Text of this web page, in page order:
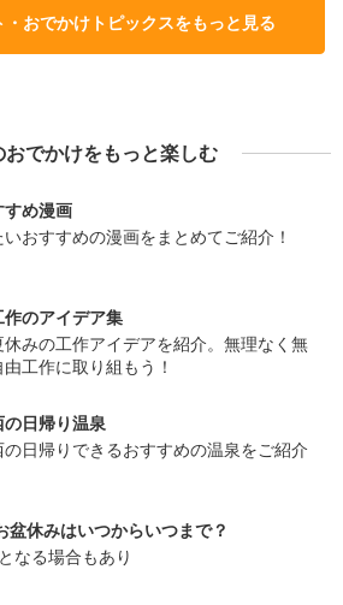
おでかけトピックスをもっと見る
おでかけをもっと楽しむ
め漫画
おすすめの漫画をまとめてご紹介！
のアイデア集
みの工作アイデアを紹介。無理なく無
工作に取り組もう！
日帰り温泉
日帰りできるおすすめの温泉をご紹介
盆休みはいつからいつまで？
なる場合もあり